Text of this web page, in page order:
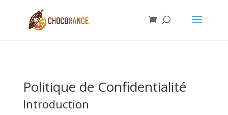
Politique de Confidentialité
Introduction